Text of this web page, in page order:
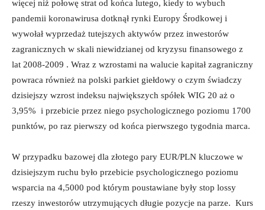
więcej niż połowę strat od końca lutego, kiedy to wybuch
pandemii koronawirusa dotknął rynki Europy Środkowej i
wywołał wyprzedaż tutejszych aktywów przez inwestorów
zagranicznych w skali niewidzianej od kryzysu finansowego z
lat 2008-2009 . Wraz z wzrostami na walucie kapitał zagraniczny
powraca również na polski parkiet giełdowy o czym świadczy
dzisiejszy wzrost indeksu największych spółek WIG 20 aż o
3,95% i przebicie przez niego psychologicznego poziomu 1700
punktów, po raz pierwszy od końca pierwszego tygodnia marca.
W przypadku bazowej dla złotego pary EUR/PLN kluczowe w
dzisiejszym ruchu było przebicie psychologicznego poziomu
wsparcia na 4,5000 pod którym poustawiane były stop lossy
rzeszy inwestorów utrzymujących długie pozycje na parze. Kurs